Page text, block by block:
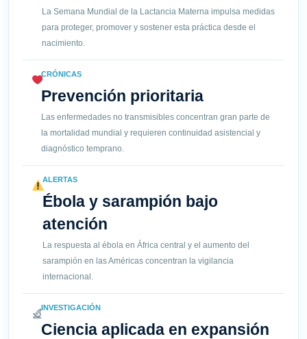
La Semana Mundial de la Lactancia Materna impulsa medidas
para proteger, promover y sostener esta práctica desde el
nacimiento.
CRÓNICAS
Prevención prioritaria
Las enfermedades no transmisibles concentran gran parte de
la mortalidad mundial y requieren continuidad asistencial y
diagnóstico temprano.
ALERTAS
Ébola y sarampión bajo
atención
La respuesta al ébola en África central y el aumento del
sarampión en las Américas concentran la vigilancia
internacional.
INVESTIGACIÓN
Ciencia aplicada en expansión